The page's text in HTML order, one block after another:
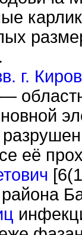
ка
г.
—
её